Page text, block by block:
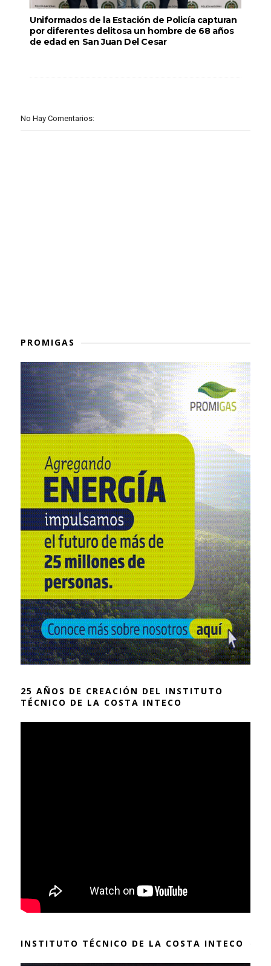
Uniformados de la Estación de Policía capturan
por diferentes delitosa un hombre de 68 años
de edad en San Juan Del Cesar
No Hay Comentarios:
PROMIGAS
25 AÑOS DE CREACIÓN DEL INSTITUTO
TÉCNICO DE LA COSTA INTECO
INSTITUTO TÉCNICO DE LA COSTA INTECO